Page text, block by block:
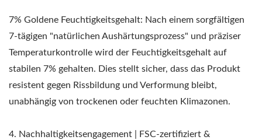
7% Goldene Feuchtigkeitsgehalt: Nach einem sorgfältigen
7-tägigen "natürlichen Aushärtungsprozess" und präziser
Temperaturkontrolle wird der Feuchtigkeitsgehalt auf
stabilen 7% gehalten. Dies stellt sicher, dass das Produkt
resistent gegen Rissbildung und Verformung bleibt,
unabhängig von trockenen oder feuchten Klimazonen.
4. Nachhaltigkeitsengagement | FSC-zertifiziert &